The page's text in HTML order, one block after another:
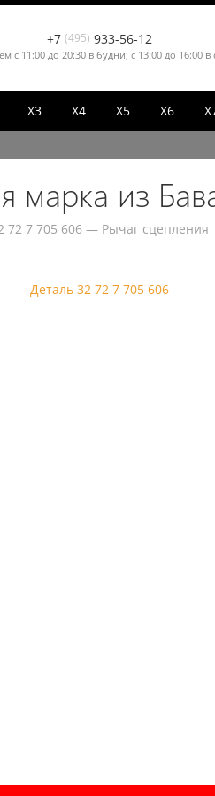
+7 (495) 933-56-12
с 11:00 до 20:30 в будни, с 13:00 до 16:00 в
X3 X4 X5 X6
марка из
72 7 705 606 — Рычаг сцепления
Деталь 32 72 7 705 606